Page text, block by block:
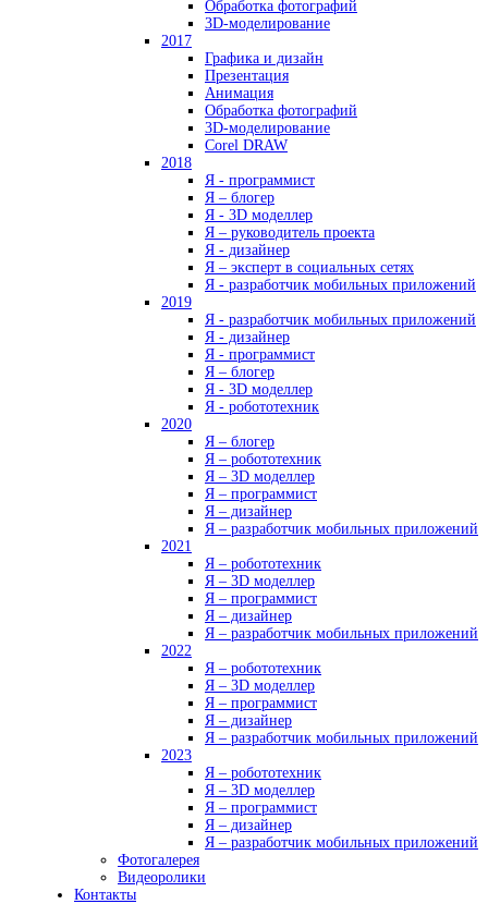
Обработка фотографий
3D-моделирование
2017
Графика и дизайн
Презентация
Анимация
Обработка фотографий
3D-моделирование
Corel DRAW
2018
Я - программист
Я – блогер
Я - 3D моделлер
Я – руководитель проекта
Я - дизайнер
Я – эксперт в социальных сетях
Я - разработчик мобильных приложений
2019
Я - разработчик мобильных приложений
Я - дизайнер
Я - программист
Я – блогер
Я - 3D моделлер
Я - робототехник
2020
Я – блогер
Я – робототехник
Я – 3D моделлер
Я – программист
Я – дизайнер
Я – разработчик мобильных приложений
2021
Я – робототехник
Я – 3D моделлер
Я – программист
Я – дизайнер
Я – разработчик мобильных приложений
2022
Я – робототехник
Я – 3D моделлер
Я – программист
Я – дизайнер
Я – разработчик мобильных приложений
2023
Я – робототехник
Я – 3D моделлер
Я – программист
Я – дизайнер
Я – разработчик мобильных приложений
Фотогалерея
Видеоролики
Контакты